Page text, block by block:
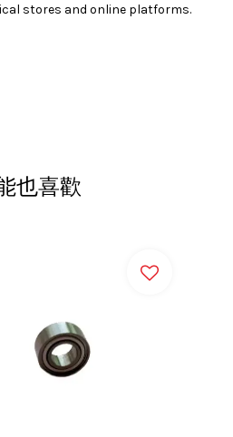
stores and online platforms.
也喜歡